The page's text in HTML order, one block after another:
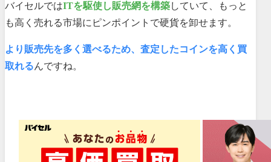
バイセルではITを駆使し販売網を構築していて、もっと
も高く売れる市場にピンポイントで硬貨を卸せます。
より販売先を多く選べるため、査定したコインを高く買
取れるんですね。